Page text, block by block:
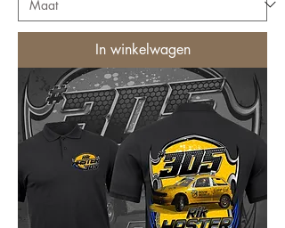
In winkelwagen